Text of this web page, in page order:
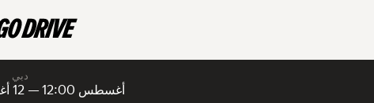
دبي
9 أغسطس 12:00 — 12 أغسطس 12:00